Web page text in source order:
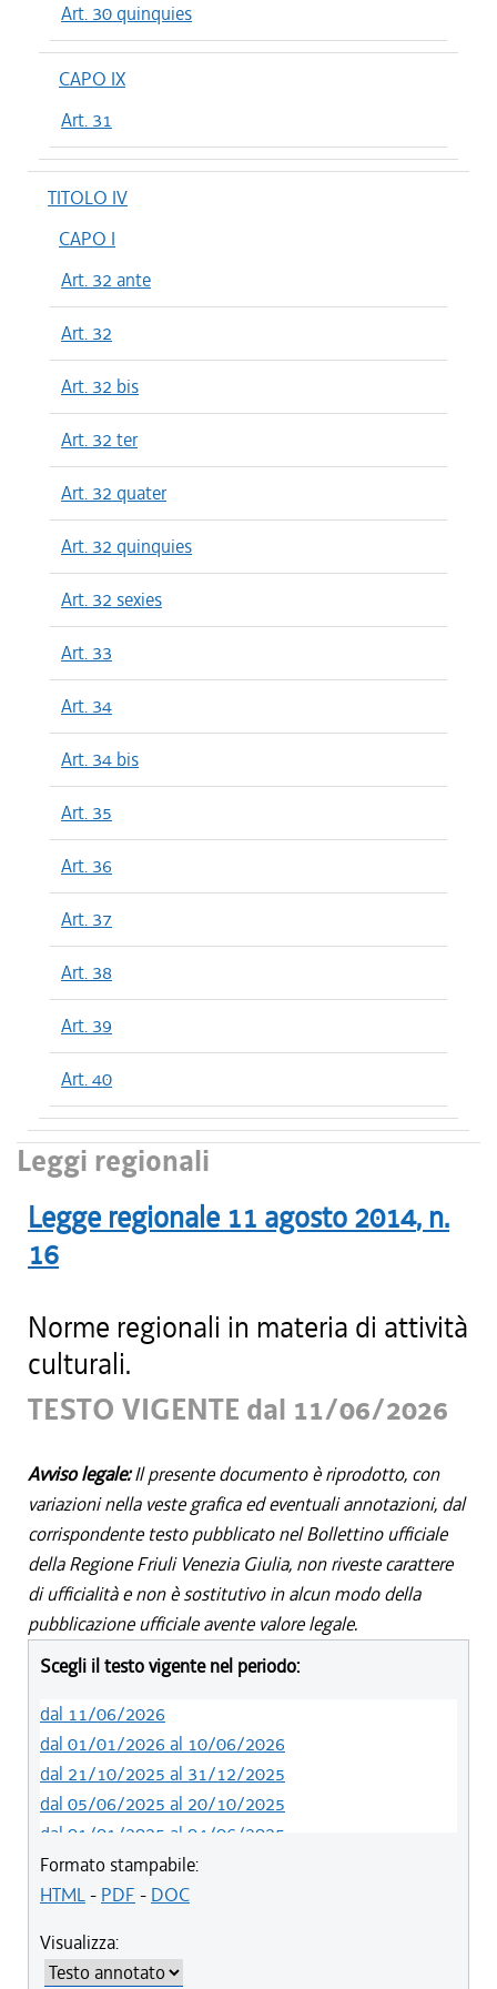
Art. 30 quinquies
CAPO IX
Art. 31
TITOLO IV
CAPO I
Art. 32 ante
Art. 32
Art. 32 bis
Art. 32 ter
Art. 32 quater
Art. 32 quinquies
Art. 32 sexies
Art. 33
Art. 34
Art. 34 bis
Art. 35
Art. 36
Art. 37
Art. 38
Art. 39
Art. 40
Leggi regionali
Legge regionale 11 agosto 2014, n.
16
Norme regionali in materia di attività
culturali.
TESTO VIGENTE dal 11/06/2026
Avviso legale:Il presente documento è riprodotto, con
variazioni nella veste grafica ed eventuali annotazioni, dal
corrispondente testo pubblicato nel Bollettino ufficiale
della Regione Friuli Venezia Giulia, non riveste carattere
di ufficialità e non è sostitutivo in alcun modo della
pubblicazione ufficiale avente valore legale.
Scegli il testo vigente nel periodo:
dal 11/06/2026
dal 01/01/2026 al 10/06/2026
dal 21/10/2025 al 31/12/2025
dal 05/06/2025 al 20/10/2025
dal 01/01/2025 al 04/06/2025
dal 27/10/2024 al 31/12/2024
dal 10/08/2024 al 26/10/2024
dal 01/01/2024 al 13/05/2024
dal 31/10/2023 al 31/12/2023
Formato stampabile:
HTML- PDF - DOC
Visualizza: